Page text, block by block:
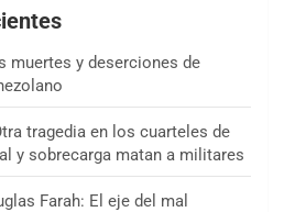
muertes y deserciones de
tragedia en los cuarteles de
y sobrecarga matan a militares
Farah: El eje del mal